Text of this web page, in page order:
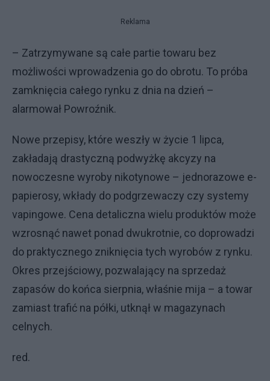
Reklama
– Zatrzymywane są całe partie towaru bez
możliwości wprowadzenia go do obrotu. To próba
zamknięcia całego rynku z dnia na dzień –
alarmował Powroźnik.
Nowe przepisy, które weszły w życie 1 lipca,
zakładają drastyczną podwyżkę akcyzy na
nowoczesne wyroby nikotynowe – jednorazowe e-
papierosy, wkłady do podgrzewaczy czy systemy
vapingowe. Cena detaliczna wielu produktów może
wzrosnąć nawet ponad dwukrotnie, co doprowadzi
do praktycznego zniknięcia tych wyrobów z rynku.
Okres przejściowy, pozwalający na sprzedaż
zapasów do końca sierpnia, właśnie mija – a towar
zamiast trafić na półki, utknął w magazynach
celnych.
red.